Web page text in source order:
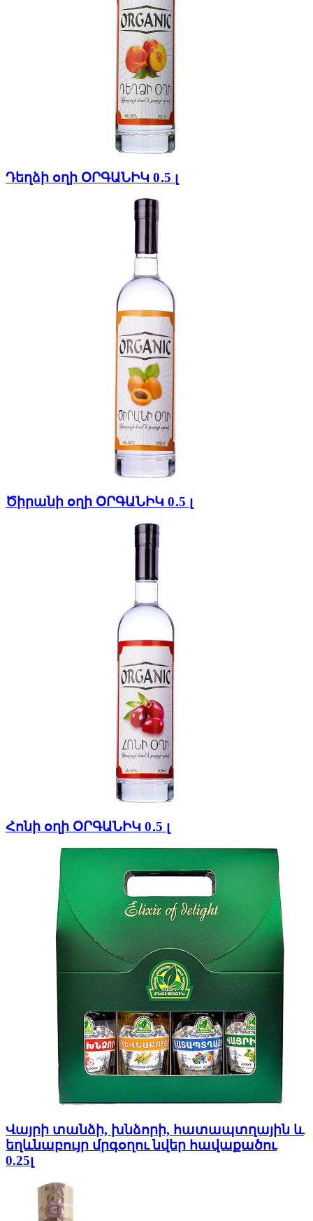
Դեղձի օղի ՕՐԳԱՆԻԿ 0․5 լ
Ծիրանի օղի ՕՐԳԱՆԻԿ 0․5 լ
Հոնի օղի ՕՐԳԱՆԻԿ 0․5 լ
Վայրի տանձի, խնձորի, հատապտղային և
եղևնաբույր մրգօղու նվեր հավաքածու
0.25լ